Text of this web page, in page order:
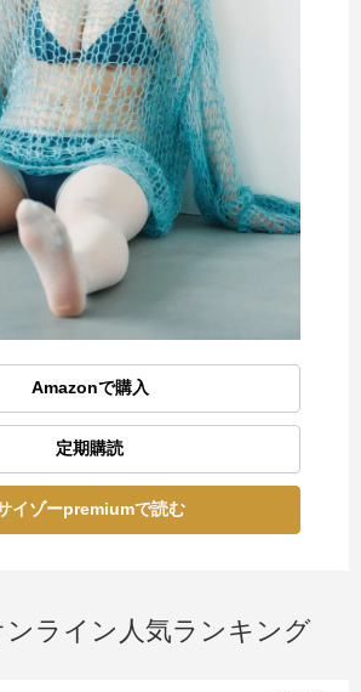
Amazonで購入
定期購読
イゾーpremiumで読む
ライン人気ランキング